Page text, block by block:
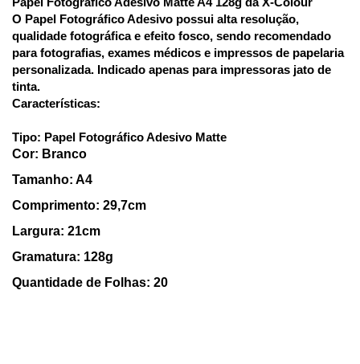
O Papel Fotográfico Adesivo possui alta resolução,
qualidade fotográfica e efeito fosco, sendo recomendado
para fotografias, exames médicos e impressos de papelaria
personalizada. Indicado apenas para impressoras jato de
tinta.
Características:
Tipo: Papel Fotográfico Adesivo Matte
Cor: Branco
Tamanho: A4
Comprimento: 29,7cm
Largura: 21cm
Gramatura: 128g
Quantidade de Folhas: 20